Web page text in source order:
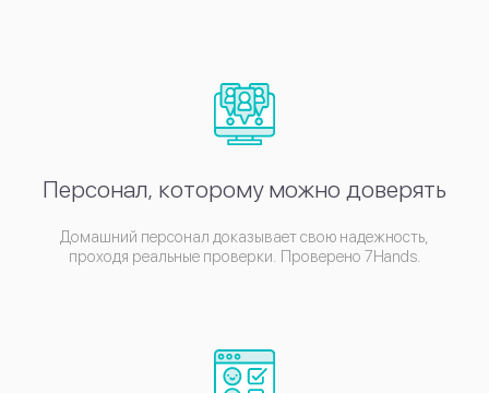
Персонал, которому можно доверять
Домашний персонал доказывает свою надежность,
проходя реальные проверки. Проверено 7Hands.